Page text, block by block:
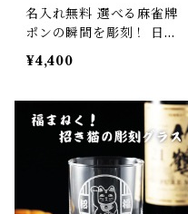
名入れ無料 選べる麻雀牌
ポンの瞬間を彫刻！ 日本
製ロックグラス 275ml ギ
フト 記念品にも 砂吹き工
ギフト 記念日 誕生日 母の
日 父の日 クリスマス 敬老
¥4,400